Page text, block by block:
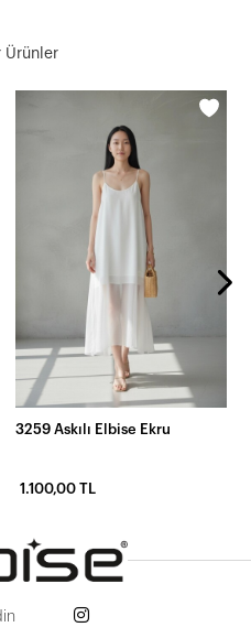
Ürünler
3259 Askılı Elbise Ekru
1.100,00 TL